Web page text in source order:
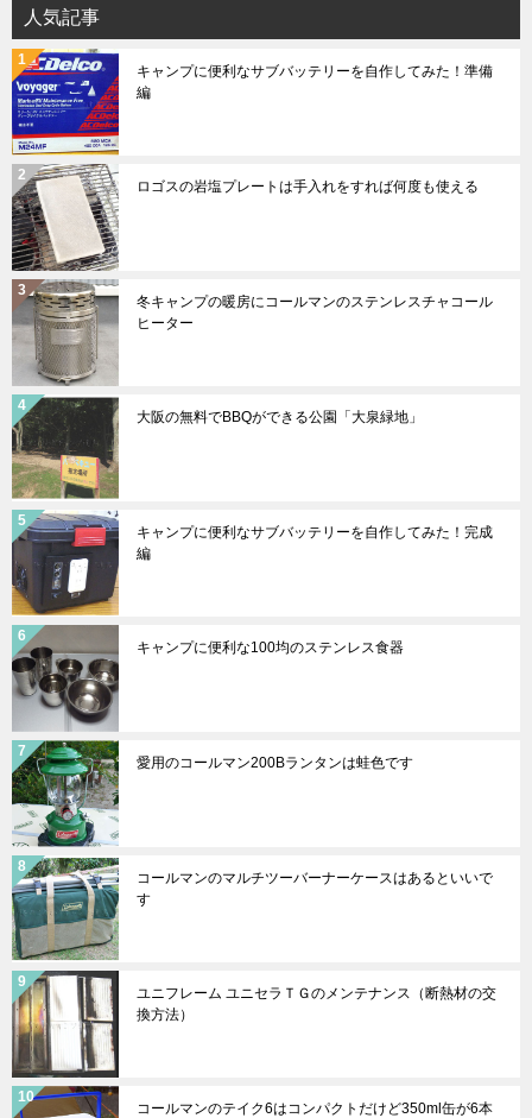
人気記事
キャンプに便利なサブバッテリーを自作してみた！準備
編
ロゴスの岩塩プレートは手入れをすれば何度も使える
冬キャンプの暖房にコールマンのステンレスチャコール
ヒーター
大阪の無料でBBQができる公園「大泉緑地」
キャンプに便利なサブバッテリーを自作してみた！完成
編
キャンプに便利な100均のステンレス食器
愛用のコールマン200Bランタンは蛙色です
コールマンのマルチツーバーナーケースはあるといいで
す
ユニフレーム ユニセラＴＧのメンテナンス（断熱材の交
換方法）
コールマンのテイク6はコンパクトだけど350ml缶が6本